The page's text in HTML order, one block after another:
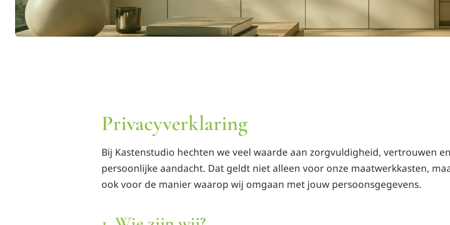
Privacyverklaring
Bij Kastenstudio hechten we veel waarde aan zorgvuldigheid, vertrouwen
persoonlijke aandacht. Dat geldt niet alleen voor onze maatwerkkasten,
ook voor de manier waarop wij omgaan met jouw persoonsgegevens.